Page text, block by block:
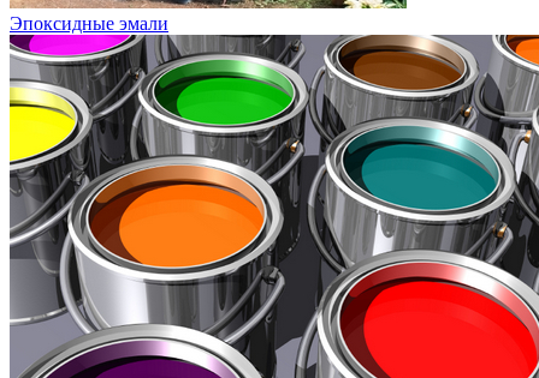
Эпоксидные эмали